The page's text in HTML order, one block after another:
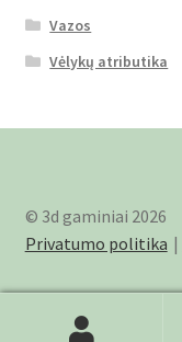
Vazos
Vėlykų atributika
© 3d gaminiai 2026
Privatumo politika